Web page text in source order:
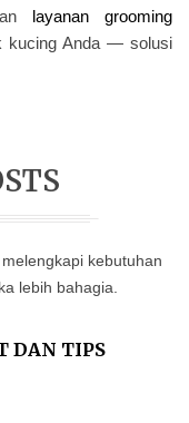
layanan grooming
kucing Anda — solusi
DAN TIPS